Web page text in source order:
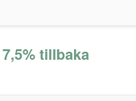
tillbaka